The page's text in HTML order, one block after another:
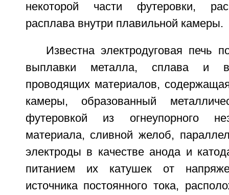
некоторой части футеровки,
расплава внутри плавильной камеры.
Известна электродуговая печь
выплавки металла, сплава и
проводящих материалов,
камеры, образованный
футеровкой из огнеупорного
материала, сливной желоб,
электроды в качестве анода и
питанием их катушек от
источника постоянного тока,